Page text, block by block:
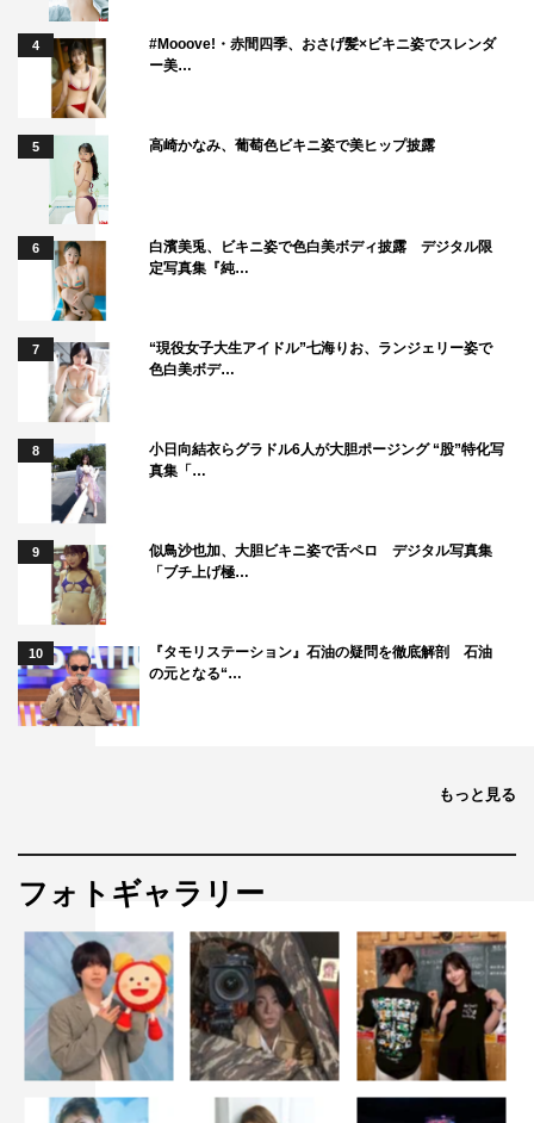
4
#Mooove!・赤間四季、おさげ髪×ビキニ姿でスレンダ
ー美…
5 高崎かなみ、葡萄色ビキニ姿で美ヒップ披露
6
白濱美兎、ビキニ姿で色白美ボディ披露 デジタル限
定写真集『純…
7
“現役女子大生アイドル”七海りお、ランジェリー姿で
色白美ボデ…
8
小日向結衣らグラドル6人が大胆ポージング “股”特化写
真集「…
9
似鳥沙也加、大胆ビキニ姿で舌ペロ デジタル写真集
「ブチ上げ極…
10
『タモリステーション』石油の疑問を徹底解剖 石油
の元となる“…
もっと見る
フォトギャラリー